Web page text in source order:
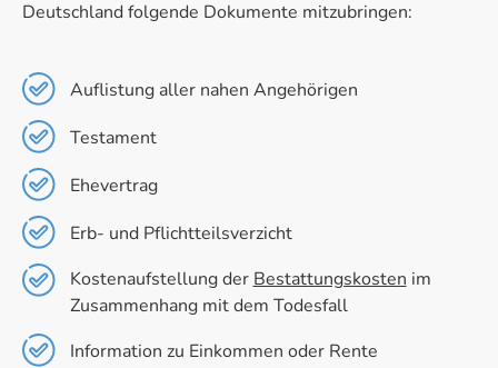
Deutschland folgende Dokumente mitzubringen:
Auflistung aller nahen Angehörigen
Testament
Ehevertrag
Erb- und Pflichtteilsverzicht
Kostenaufstellung der Bestattungskosten im
Zusammenhang mit dem Todesfall
Information zu Einkommen oder Rente